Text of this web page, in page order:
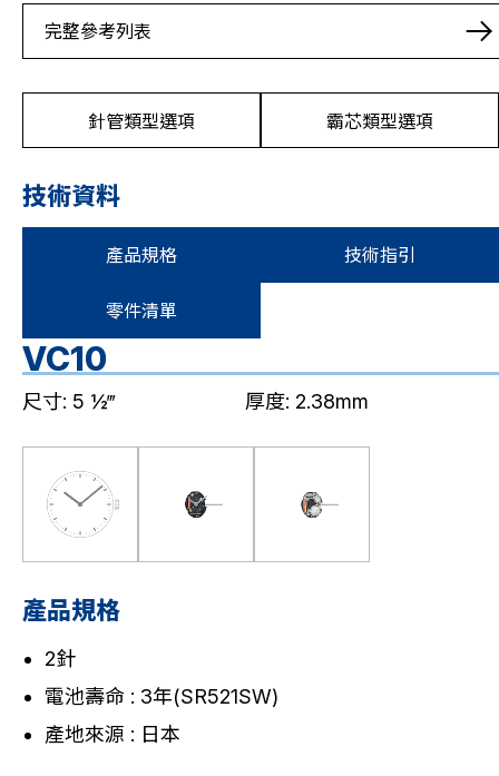
完整參考列表
針管類型選項 霸芯類型選項
技術資料
產品規格 技術指引
零件清單
VC10
尺寸: 5 ½‴ 厚度: 2.38mm
產品規格
2針
電池壽命 : 3年(SR521SW)
產地來源 : 日本